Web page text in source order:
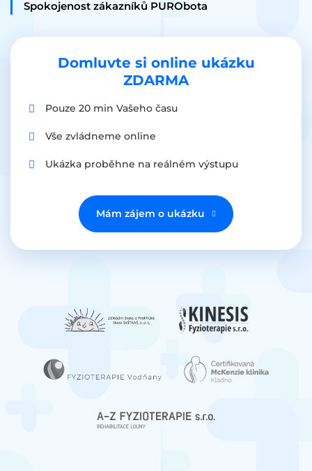
Spokojenost zákazníků PURObota
Domluvte si online ukázku
ZDARMA
Pouze 20 min Vašeho času
Vše zvládneme online
Ukázka proběhne na reálném výstupu
Mám zájem o ukázku